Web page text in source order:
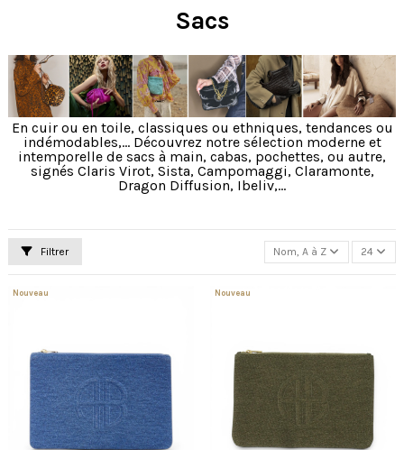
Sacs
En cuir ou en toile, classiques ou ethniques, tendances ou
indémodables,... Découvrez notre sélection moderne et
intemporelle de sacs à main, cabas, pochettes, ou autre,
signés Claris Virot, Sista, Campomaggi, Claramonte,
Dragon Diffusion, Ibeliv,...
Filtrer Nom, A à Z 24
Nouveau Nouveau